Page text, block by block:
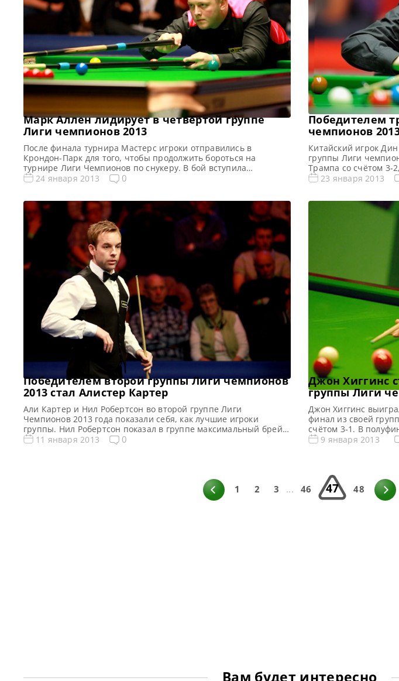
Марк Аллен лидирует в четвёртой группе
Лиги чемпионов 2013
После финала турнира Мастерс игроки отправились в
Крондон-Парк для того, чтобы продолжить бороться на
турнире Лиги Чемпионов по снукеру. В бой вступила
четвёртая группа. В ней играют: Марк Аллен, Марк Селби,
чемпионов 2013. Финальные матчи и победитель группы […]
24 января 2013 0
Победителем
чемпионов
Китайский игрок
группы Лиги
Трампа со счётом 3-
турнира Мастерс в
В бой вступила
23 января 2013
Победителем второй группы Лиги чемпионов
2013 стал Алистер Картер
Али Картер и Нил Робертсон во второй группе Лиги
Чемпионов 2013 года показали себя, как лучшие игроки
группы. Нил Робертсон показал в группе максимальный брейк
в 133 очка и сделал наибольшее количество сотенных серий в
11 января 2013 0
Джон Хиггинс
группы Лиги
Джон Хиггинс
финал из своей
счётом 3-1. В
таким же счётом 3-1.
9 января 2013
1 2 3 ... 46 47 48
Вам будет интересно